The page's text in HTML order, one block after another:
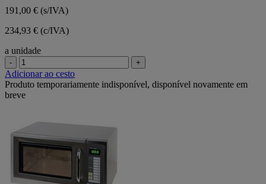
191,00 € (s/IVA)
234,93 € (c/IVA)
a unidade
- +
Adicionar ao cesto
Produto temporariamente indisponível, disponível novamente em
breve